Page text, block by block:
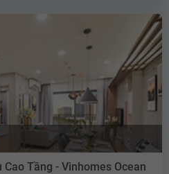
Tầng - Vinhomes Ocean